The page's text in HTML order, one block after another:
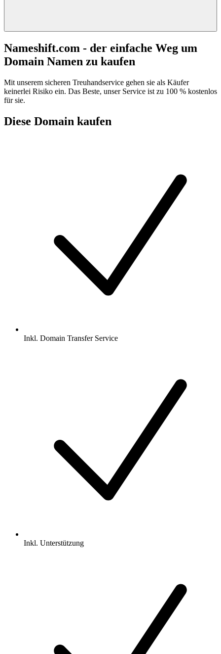
Nameshift.com - der einfache Weg um
Domain Namen zu kaufen
Mit unserem sicheren Treuhandservice gehen sie als Käufer
keinerlei Risiko ein. Das Beste, unser Service ist zu 100 % kostenlos
für sie.
Diese Domain kaufen
Inkl. Domain Transfer Service
Inkl. Unterstützung